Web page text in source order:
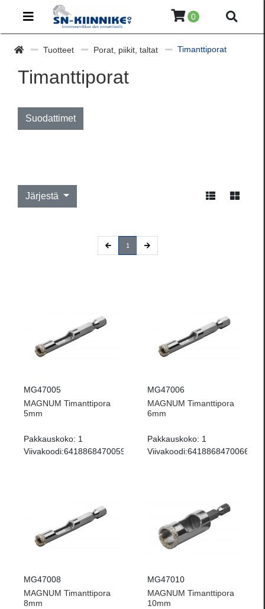
0
Tuotteet Porat, piikit, taltat Timanttiporat
Timanttiporat
Suodattimet
Järjestä
1 (current)
MG47005
MAGNUM Timanttipora
5mm
Pakkauskoko: 1
Viivakoodi:6418868470059
MG47006
MAGNUM Timanttipora
6mm
Pakkauskoko: 1
Viivakoodi:6418868470066
MG47008
MAGNUM Timanttipora
8mm
MG47010
MAGNUM Timanttipora
10mm